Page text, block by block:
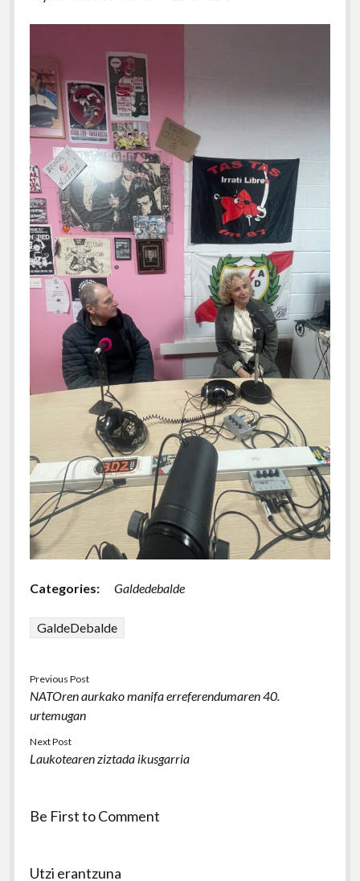
Categories: Galdedebalde
GaldeDebalde
Previous Post
NATOren aurkako manifa erreferendumaren 40.
urtemugan
Next Post
Laukotearen ziztada ikusgarria
Be First to Comment
Utzi erantzuna